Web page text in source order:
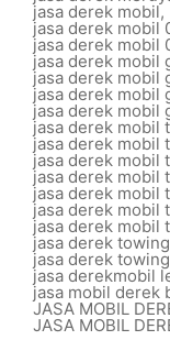
jasa derek mobil,
jasa derek mobil
jasa derek mobil
jasa derek mobil
jasa derek mobil
jasa derek mobil
jasa derek mobil
jasa derek mobil
jasa derek mobil
jasa derek mobil
jasa derek mobil
jasa derek mobil
jasa derek mobil
jasa derek mobil
jasa derek
jasa derek
jasa derekmobil
jasa mobil derek
JASA MOBIL
JASA MOBIL